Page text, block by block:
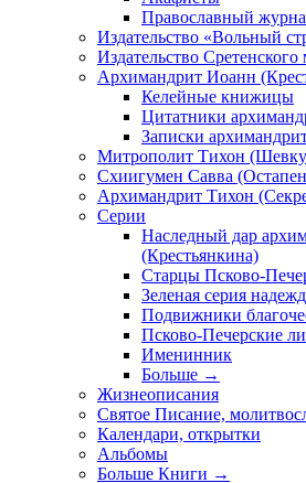
Православный
Издательство «Вольный
Издательство
Архимандрит Иоанн
Келейные книжицы
Цитатники
Записки
Митрополит Тихон
Схиигумен Савва
Архимандрит Тихон
Серии
Наследный дар
(Крестьянкина)
Старцы Псково-
Зеленая серия
Подвижники
Псково-Печерские
Именинник
Больше →
Жизнеописания
Святое Писание,
Календари, открытки
Альбомы
Больше Книги →